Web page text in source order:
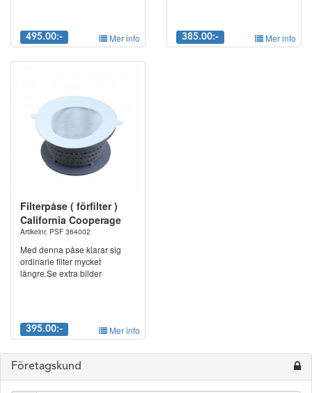
495.00:- Mer info 385.00:- Mer info
Filterpåse ( förfilter )
California Cooperage
Artikelnr. PSF 364002
Med denna påse klarar sig
ordinarie filter mycket
längre.Se extra bilder
395.00:- Mer info
Företagskund